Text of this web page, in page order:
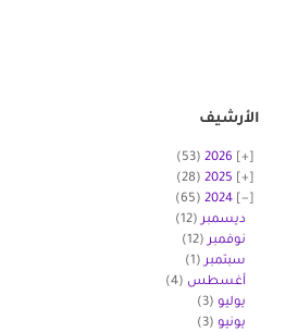
الأرشيف
2026
(53)
2025
(28)
2024
(65)
ديسمبر(12)
نوفمبر(12)
سبتمبر(1)
أغسطس (4)
يوليو (3)
يونيو (3)